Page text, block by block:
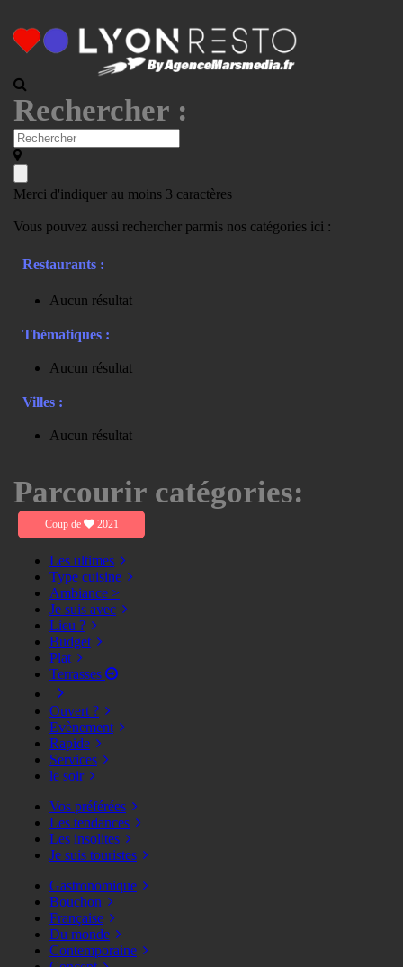
Rechercher :
Merci d'indiquer au moins 3 caractères
Vous pouvez aussi rechercher parmis nos catégories ici :
Restaurants :
Aucun résultat
Thématiques :
Aucun résultat
Villes :
Aucun résultat
Parcourir catégories:
Coup de 2021
Les ultimes
Type cuisine
Ambiance >
Je suis avec
Lieu ?
Budget
Plat
Terrasses
Ouvert ?
Evènement
Rapide
Services
le soir
Vos préférées
Les tendances
Les insolites
Je suis touristes
Gastronomique
Bouchon
Française
Du monde
Contemporaine